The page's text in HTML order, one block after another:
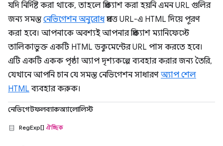
যদি নির্দিষ্ট করা থাকে, তাহলে প্রিক্যাশ করা হয়নি এমন URL গুলির
জন্য সমস্তনেভিগেশন অনুরোধপ্রদত্ত URL-এ HTML দিয়ে পূরণ
করা হবে। আপনাকে অবশ্যই আপনার প্রিক্যাশ ম্যানিফেস্টে
তালিকাভুক্ত একটি HTML ডকুমেন্টের URL পাস করতে হবে।
এটি একটি একক পৃষ্ঠা অ্যাপ দৃশ্যকল্পে ব্যবহার করার জন্য তৈরি,
যেখানে আপনি চান যে সমস্ত নেভিগেশন সাধারণ অ্যাপ শেল
HTML ব্যবহার করুক।
নেভিগেটফলব্যাকঅ্যালোলিস্ট
RegExp[] ঐচ্ছিক